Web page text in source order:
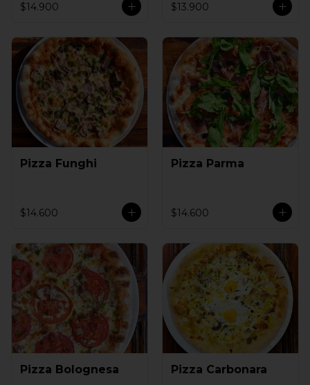
$14.900 $13.900
Pizza Funghi
$14.600
Pizza Parma
$14.600
Pizza Bolognesa Pizza Carbonara